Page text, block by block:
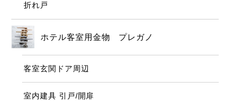
折れ戸
ホテル客室用金物 プレガノ
客室玄関ドア周辺
室内建具 引戸/開扉